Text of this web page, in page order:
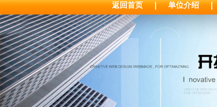
返回首页 | 单位介绍 |